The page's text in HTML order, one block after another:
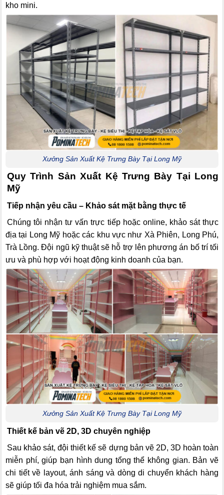
kho mini.
Xưởng Sản Xuất Kệ Trưng Bày Tại Long Mỹ
Quy Trình Sản Xuất Kệ Trưng Bày Tại Long
Mỹ
Tiếp nhận yêu cầu – Khảo sát mặt bằng thực tế
Chúng tôi nhận tư vấn trực tiếp hoặc online, khảo sát thực
địa tại Long Mỹ hoặc các khu vực như Xà Phiên, Long Phú,
Trà Lồng. Đội ngũ kỹ thuật sẽ hỗ trợ lên phương án bố trí tối
ưu và phù hợp với hoạt động kinh doanh của bạn.
Xưởng Sản Xuất Kệ Trưng Bày Tại Long Mỹ
Thiết kế bản vẽ 2D, 3D chuyên nghiệp
Sau khảo sát, đội thiết kế sẽ dựng bản vẽ 2D, 3D hoàn toàn
miễn phí, giúp bạn hình dung tổng thể không gian. Bản vẽ
chi tiết về layout, ánh sáng và dòng di chuyển khách hàng
sẽ giúp tối đa hóa trải nghiệm mua sắm.